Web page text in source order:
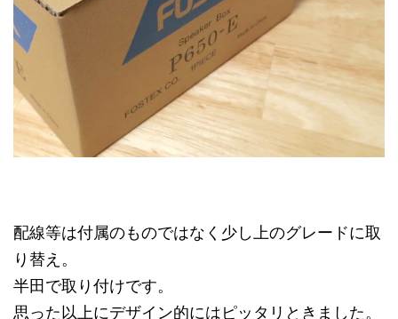
配線等は付属のものではなく少し上のグレードに取
り替え。
半田で取り付けです。
思った以上にデザイン的にはピッタリときました。